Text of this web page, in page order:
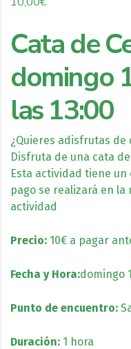
Cata de
domingo
las 13:00
¿Quieres adisfrutas de
Disfruta de una cata
Esta actividad tiene
pago se realizará en
actividad
Precio: 10€ a pagar
Fecha y Hora:domingo
Punto de encuentro:
Duración: 1 hora